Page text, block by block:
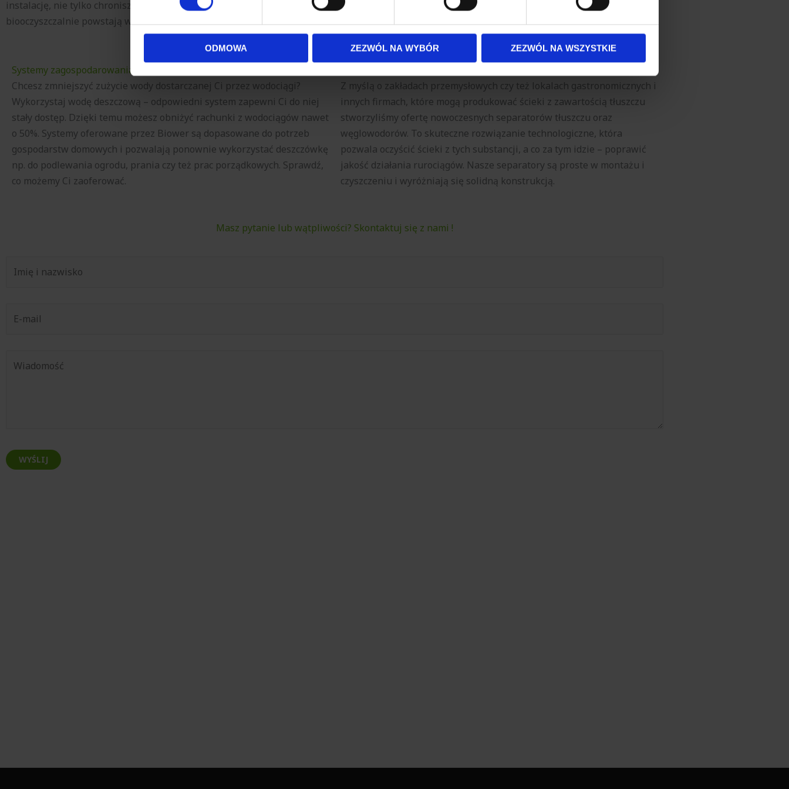
szczegółów
. W Deklaracji plików cookie możesz zmienić lub wycofać swoją zgodę w dowolnej chwili.
Wykorzystujemy pliki cookie do spersonalizowania treści i reklam, aby oferować funkcje społecznościowe i analizować
ruch w naszej witrynie. Informacje o tym, jak korzystasz z naszej witryny, udostępniamy partnerom społecznościowym,
reklamowym i analitycznym. Partnerzy mogą połączyć te informacje z innymi danymi otrzymanymi od Ciebie lub
uzyskanymi podczas korzystania z ich usług.
ODMOWA ZEZWÓL NA WYBÓR ZEZWÓL NA WSZYSTKIE
instalację, nie tylko chronisz środowisko naturalne, ale i zapewniasz sobie energooszczędne i komfortowe rozwiązanie na lata. Nasze
biooczyszczalnie powstają w oparciu o zaawansowane rozwiązania techniczne – pracują efektywnie i w zgodzie ze standardami europejskimi.
Systemy zagospodarowania wody deszczowej
Chcesz zmniejszyć zużycie wody dostarczanej Ci przez wodociągi?
Wykorzystaj wodę deszczową – odpowiedni system zapewni Ci do niej
stały dostęp. Dzięki temu możesz obniżyć rachunki z wodociągów nawet
o 50%. Systemy oferowane przez Biower są dopasowane do potrzeb
gospodarstw domowych i pozwalają ponownie wykorzystać deszczówkę
np. do podlewania ogrodu, prania czy też prac porządkowych. Sprawdź,
co możemy Ci zaoferować.
Z myślą o zakładach przemysłowych czy też lokalach gastronomicznych i
innych firmach, które mogą produkować ścieki z zawartością tłuszczu
stworzyliśmy ofertę nowoczesnych separatorów tłuszczu oraz
węglowodorów. To skuteczne rozwiązanie technologiczne, która
pozwala oczyścić ścieki z tych substancji, a co za tym idzie – poprawić
jakość działania rurociągów. Nasze separatory są proste w montażu i
czyszczeniu i wyróżniają się solidną konstrukcją.
Masz pytanie lub wątpliwości? Skontaktuj się z nami !